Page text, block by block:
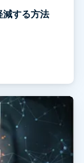
減する方法